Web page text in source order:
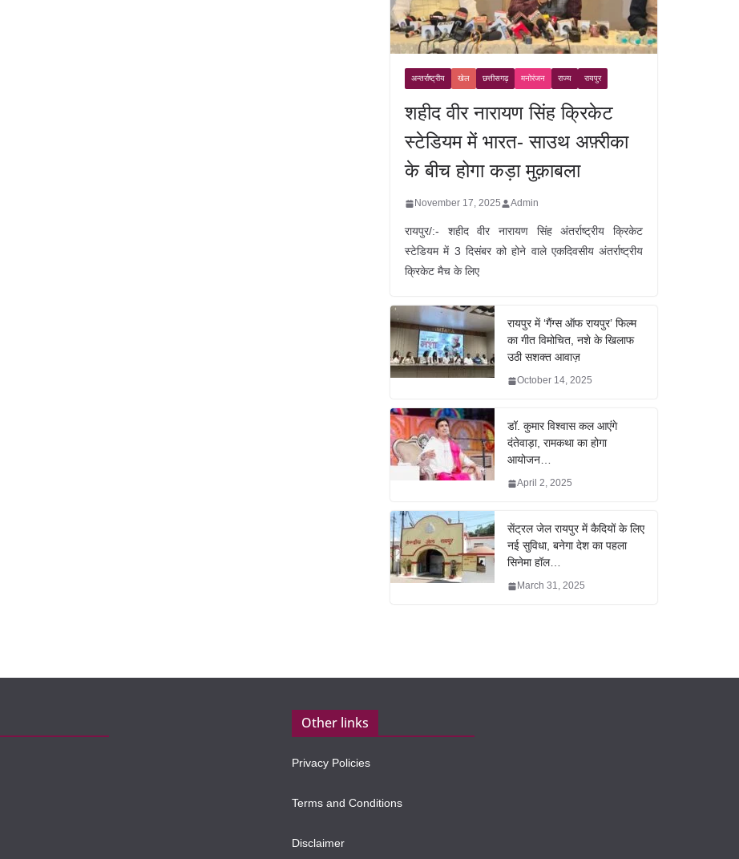
अन्तर्राष्ट्रीय खेल छत्तीसगढ़ मनोरंजन राज्य रायपुर
शहीद वीर नारायण सिंह क्रिकेट
स्टेडियम में भारत- साउथ अफ़्रीका
के बीच होगा कड़ा मुक़ाबला
November 17, 2025 Admin
रायपुर/:- शहीद वीर नारायण सिंह अंतर्राष्ट्रीय क्रिकेट
स्टेडियम में 3 दिसंबर को होने वाले एकदिवसीय अंतर्राष्ट्रीय
क्रिकेट मैच के लिए
रायपुर में ‘गैंग्स ऑफ रायपुर’ फिल्म
का गीत विमोचित, नशे के खिलाफ
उठी सशक्त आवाज़
October 14, 2025
डॉ. कुमार विश्वास कल आएंगे
दंतेवाड़ा, रामकथा का होगा
आयोजन…
April 2, 2025
सेंट्रल जेल रायपुर में कैदियों के लिए
नई सुविधा, बनेगा देश का पहला
सिनेमा हॉल…
March 31, 2025
Other links
Privacy Policies
Terms and Conditions
Disclaimer